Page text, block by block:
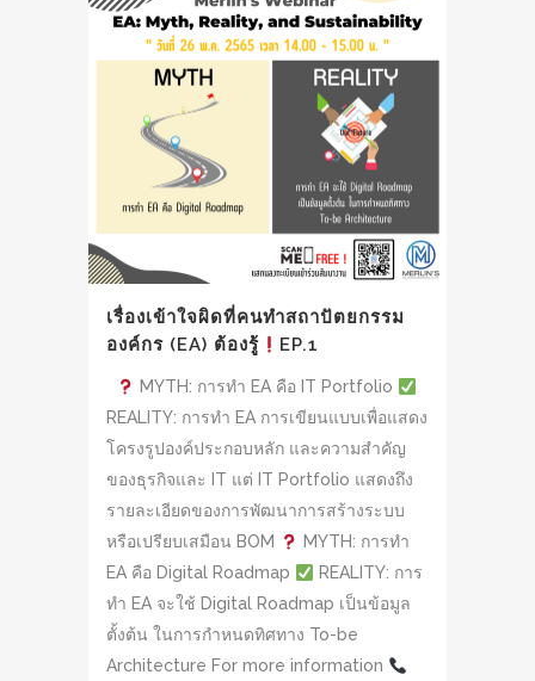
เรื่องเข้าใจผิดที่คนทำสถาปัตยกรรม
องค์กร (EA) ต้องรู้
EP.1
MYTH: การทำ EA คือ IT Portfolio
REALITY: การทำ EA การเขียนแบบเพื่อแสดง
โครงรูปองค์ประกอบหลัก และความสำคัญ
ของธุรกิจและ IT แต่ IT Portfolio แสดงถึง
รายละเอียดของการพัฒนาการสร้างระบบ
หรือเปรียบเสมือน BOM
MYTH: การทำ
EA คือ Digital Roadmap
REALITY: การ
ทำ EA จะใช้ Digital Roadmap เป็นข้อมูล
ตั้งต้น ในการกำหนดทิศทาง To-be
Architecture For more information